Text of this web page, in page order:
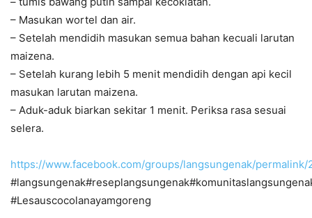
– Masukan wortel dan air.
– Setelah mendidih masukan semua bahan kecuali larutan
maizena.
– Setelah kurang lebih 5 menit mendidih dengan api kecil
masukan larutan maizena.
– Aduk-aduk biarkan sekitar 1 menit. Periksa rasa sesuai
selera.
https://www.facebook.com/groups/langsungenak/
#Lesauscocolanayamgoreng